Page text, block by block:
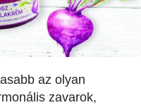
az olyan
zavarok,